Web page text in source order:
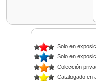
Solo en
Solo en
Colección
Catalogado en